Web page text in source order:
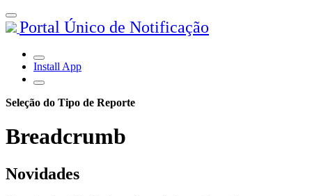
Portal Único de Notificação
Install App
Seleção do Tipo de Reporte
Breadcrumb
Novidades